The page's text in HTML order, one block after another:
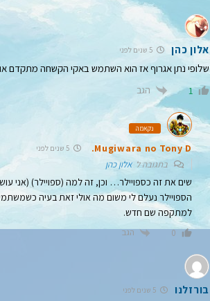
אלון כהן
שלופי נתן אגרוף אז הוא השתמש באקי הקשחה מתקדם
1 הגב
נקאמה
Mugiwara no Tony D. 5 שנים לפני
בתגובה לאלון כהן
שים את זה כספויילר… וכן, זה למה (ספויילר) (אני
הספויילר נעלם לי משום מה אולי זאת בעיה
למתקפה שם חדש.
0 הגב
בורזלנו